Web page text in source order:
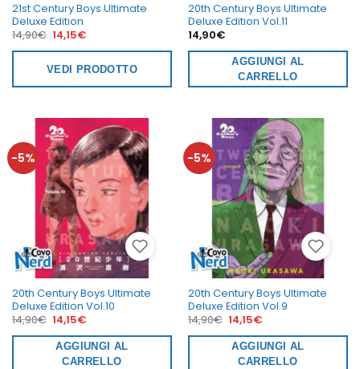
21st Century Boys Ultimate
Deluxe Edition
14,90€ Il
prezzo
originale
era:
14,90€.
14,15€Il
attuale
è:
14,15€.
VEDI PRODOTTO
20th Century Boys Ultimate
Deluxe Edition Vol.11
14,90€
AGGIUNGI AL
CARRELLO
-5%
20th Century Boys Ultimate
Deluxe Edition Vol.10
14,90€ Il
prezzo
originale
era:
14,90€.
14,15€Il
attuale
è:
14,15€.
AGGIUNGI AL
CARRELLO
-5%
20th Century Boys Ultimate
Deluxe Edition Vol.9
14,90€ Il
prezzo
originale
era:
14,90€.
14,15€Il
attuale
è:
14,15€.
AGGIUNGI AL
CARRELLO